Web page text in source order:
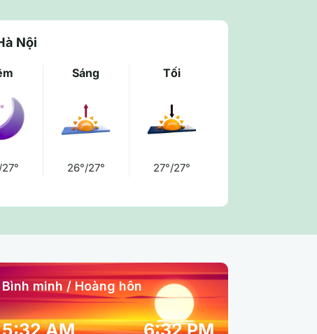
Nội
Sáng
26°/27°
Tối
27°/27°
03:00 am
04:00 am
Bình minh / Hoàng hôn